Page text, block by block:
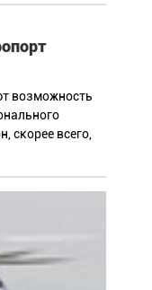
возможность
скорее всего,